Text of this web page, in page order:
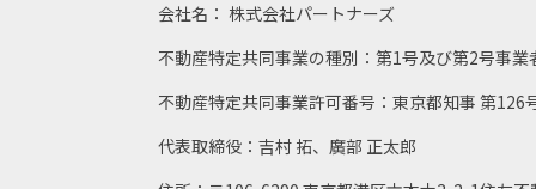
会社名： 株式会社パートナーズ
不動産特定共同事業の種別：第1号及び第2号事業
不動産特定共同事業許可番号：東京都知事 第126
代表取締役：吉村 拓、廣部 正太郎